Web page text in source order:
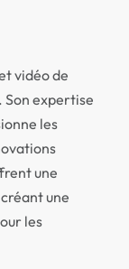
vidéo de
Son expertise
les
une
une
les